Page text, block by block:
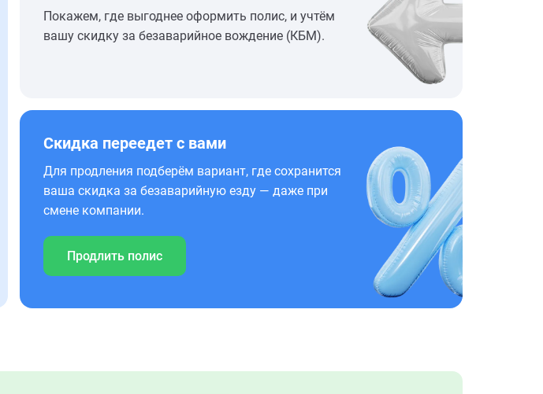
Покажем, где выгоднее оформить полис, и учтём
вашу скидку за безаварийное вождение (КБМ).
Скидка переедет с вами
Для продления подберём вариант, где сохранится
ваша скидка за безаварийную езду — даже при
смене компании.
Продлить полис